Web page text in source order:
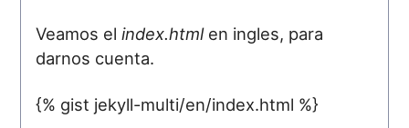
Veamos elindex.htmlen ingles, para
darnos cuenta.
{% gist jekyll-multi/en/index.html %}